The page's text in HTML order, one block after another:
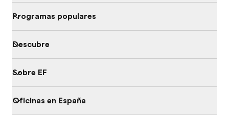
Programas populares
Descubre
Sobre EF
Oficinas en España